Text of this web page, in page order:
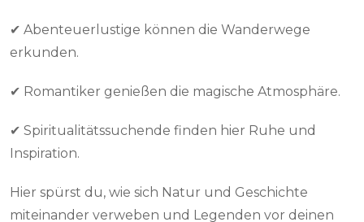
✔ Abenteuerlustige können die Wanderwege
erkunden.
✔ Romantiker genießen die magische Atmosphäre.
✔ Spiritualitätssuchende finden hier Ruhe und
Inspiration.
Hier spürst du, wie sich Natur und Geschichte
miteinander verweben und Legenden vor deinen